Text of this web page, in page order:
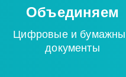
Объединяем
Цифровые и
документы